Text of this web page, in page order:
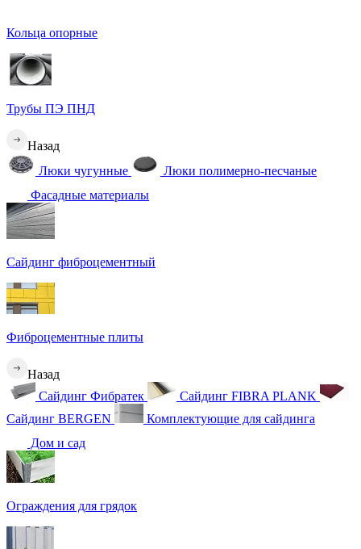
Кольца опорные
Трубы ПЭ ПНД
Назад
Люки чугунные
Люки полимерно-песчаные
Фасадные материалы
Сайдинг фиброцементный
Фиброцементные плиты
Назад
Сайдинг Фибратек
Сайдинг FIBRA PLANK
Сайдинг BERGEN
Комплектующие для сайдинга
Дом и сад
Ограждения для грядок